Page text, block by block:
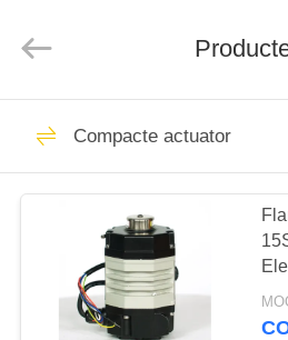
HUIS
PRODUCTEN
SHOW
Limited.
Een kwart
Actuator
Compacte actuator